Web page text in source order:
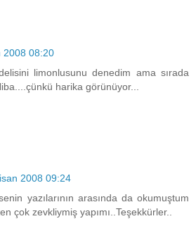
2008 08:20
limonlusunu denedim ama sırada
harika görünüyor...
2008 09:24
yazılarının arasında da okumuştum
çok zevkliymiş yapımı..Teşekkürler..